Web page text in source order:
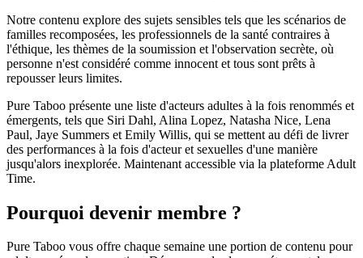
Notre contenu explore des sujets sensibles tels que les scénarios de
familles recomposées, les professionnels de la santé contraires à
l'éthique, les thèmes de la soumission et l'observation secrète, où
personne n'est considéré comme innocent et tous sont prêts à
repousser leurs limites.
Pure Taboo présente une liste d'acteurs adultes à la fois renommés et
émergents, tels que Siri Dahl, Alina Lopez, Natasha Nice, Lena
Paul, Jaye Summers et Emily Willis, qui se mettent au défi de livrer
des performances à la fois d'acteur et sexuelles d'une manière
jusqu'alors inexplorée. Maintenant accessible via la plateforme Adult
Time.
Pourquoi devenir membre ?
Pure Taboo vous offre chaque semaine une portion de contenu pour